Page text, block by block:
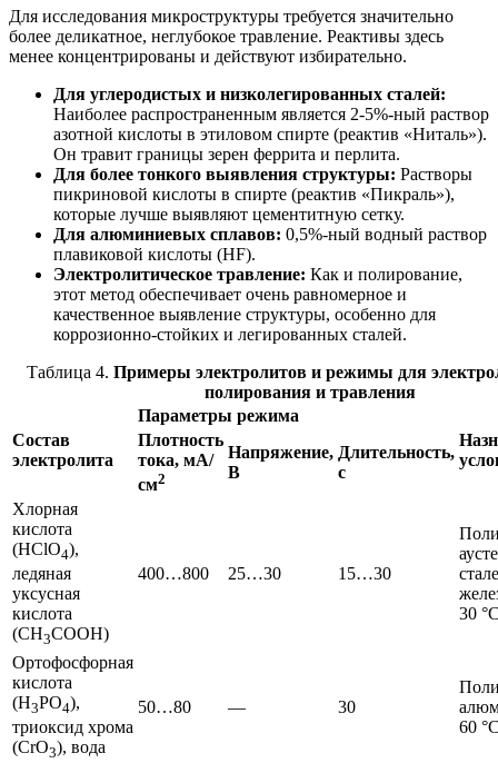
Для исследования микроструктуры требуется значительно
более деликатное, неглубокое травление. Реактивы здесь
менее концентрированы и действуют избирательно.
Для углеродистых и низколегированных сталей:
Наиболее распространенным является 2-5%-ный раствор
азотной кислоты в этиловом спирте (реактив «Ниталь»).
Он травит границы зерен феррита и перлита.
Для более тонкого выявления структуры: Растворы
пикриновой кислоты в спирте (реактив «Пикраль»),
которые лучше выявляют цементитную сетку.
Для алюминиевых сплавов: 0,5%-ный водный раствор
плавиковой кислоты (HF).
Электролитическое травление: Как и полирование,
этот метод обеспечивает очень равномерное и
качественное выявление структуры, особенно для
коррозионно-стойких и легированных сталей.
Таблица 4. Примеры электролитов и режимы для
полирования и травления
Состав
электролита
Параметры режима
Плотность
тока, мА/
см2
Напряжение,
В
Длительность,
с
Хлорная
кислота
(HClO4),
ледяная
уксусная
кислота
(CH3COOH)
400…800 25…30 15…30
30
Ортофосфорная
кислота
(H3PO4),
триоксид хрома
(CrO3), вода
50…80 — 30
60